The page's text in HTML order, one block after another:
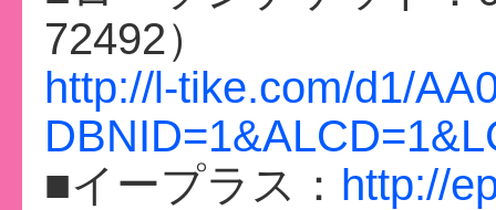
72492）
http://l-tike.com/d1/
■イープラス： http://